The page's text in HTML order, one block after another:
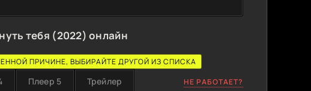
тебя (2022) онлайн
ПРИЧИНЕ, ВЫБИРАЙТЕ ДРУГОЙ ИЗ СПИСКА
Плеер 5 Трейлер НЕ РАБОТАЕТ?